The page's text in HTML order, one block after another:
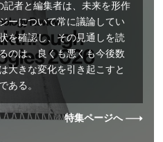
記者と編集者は、未来を形作
ーについて常に議論してい
を確認し、その見通しを読
のは、良くも悪くも今後数
大きな変化を引き起こすと
ある。
特集ページへ